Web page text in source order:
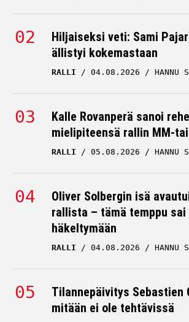
Hiljaiseksi veti: Sami
ällistyi kokemastaan
RALLI 04.08.2026 HANNU
Kalle Rovanperä sanoi
mielipiteensä rallin MM-
RALLI 05.08.2026 HANNU
Oliver Solbergin isä
rallista – tämä temppu sai
häkeltymään
RALLI 04.08.2026 HANNU
Tilannepäivitys Sebastien
mitään ei ole tehtävissä